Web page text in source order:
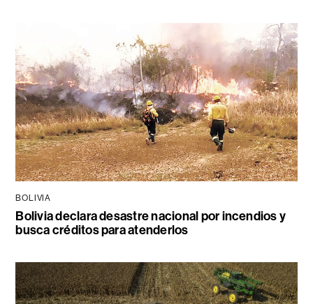
BOLIVIA
Bolivia declara desastre nacional por incendios y
busca créditos para atenderlos